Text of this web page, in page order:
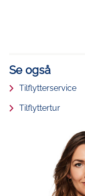
Se også
Tilflytter­service
Tilflyttertur